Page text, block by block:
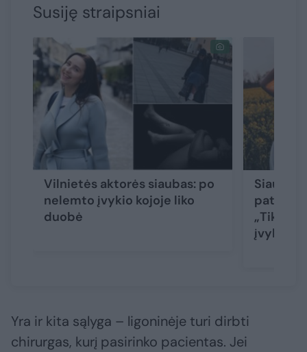
Susiję straipsniai
Vilnietės aktorės siaubas: po
nelemto įvykio kojoje liko
duobė
patyrusi
įvyko“
Yra ir kita sąlyga – ligoninėje turi dirbti
chirurgas, kurį pasirinko pacientas. Jei